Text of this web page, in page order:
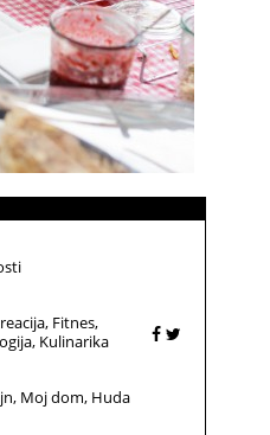
Fitnes
Kulinarika
Moj dom Huda